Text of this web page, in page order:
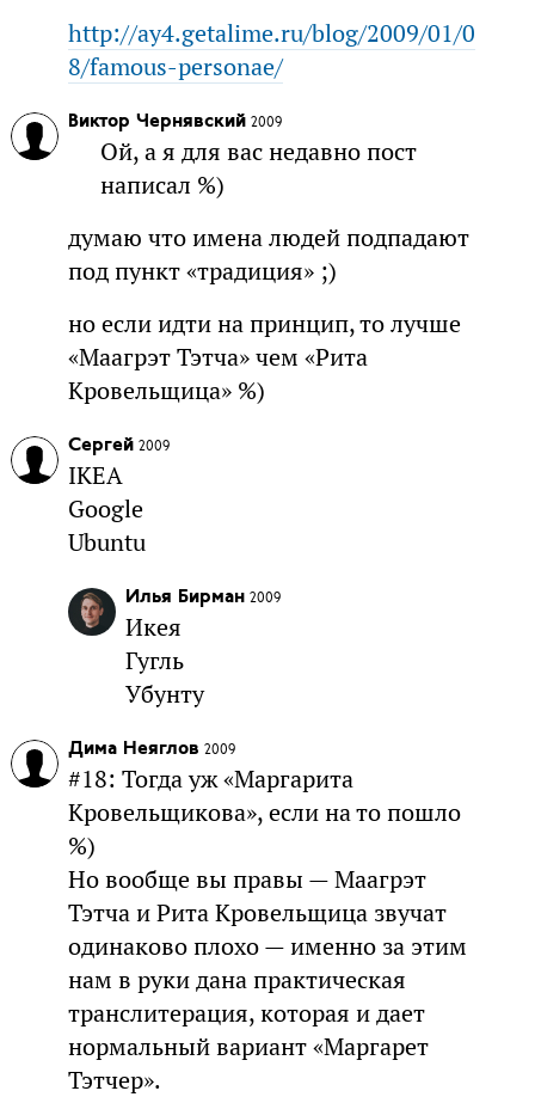
http://ay4.getalime.ru/blog/2009/01/0
8/famous-personae/
Виктор Чернявский 2009
Ой, а я для вас недавно пост
написал %)
думаю что имена людей подпадают
под пункт «традиция» ;)
но если идти на принцип, то лучше
«Маагрэт Тэтча» чем «Рита
Кровельщица» %)
Сергей 2009
IKEA
Google
Ubuntu
Илья Бирман 2009
Икея
Гугль
Убунту
Дима Неяглов 2009
#18: Тогда уж «Маргарита
Кровельщикова», если на то пошло
%)
Но вообще вы правы — Маагрэт
Тэтча и Рита Кровельщица звучат
одинаково плохо — именно за этим
нам в руки дана практическая
транслитерация, которая и дает
нормальный вариант «Маргарет
Тэтчер».